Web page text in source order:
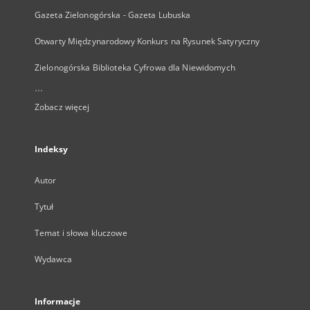
Gazeta Zielonogórska - Gazeta Lubuska
Otwarty Międzynarodowy Konkurs na Rysunek Satyryczny
Zielonogórska Biblioteka Cyfrowa dla Niewidomych
...
Zobacz więcej
Indeksy
Autor
Tytuł
Temat i słowa kluczowe
Wydawca
Informacje